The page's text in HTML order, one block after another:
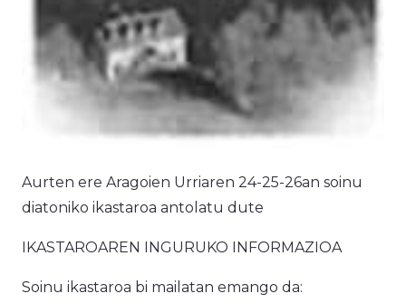
Aurten ere Aragoien Urriaren 24-25-26an soinu
diatoniko ikastaroa antolatu dute
IKASTAROAREN INGURUKO INFORMAZIOA
Soinu ikastaroa bi mailatan emango da: